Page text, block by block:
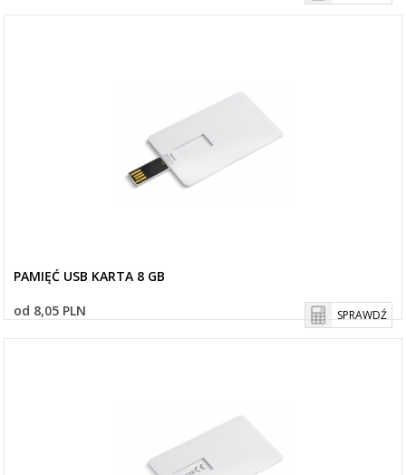
PAMIĘĆ USB KARTA 8 GB
od 8,05 PLN
SPRAWDŹ